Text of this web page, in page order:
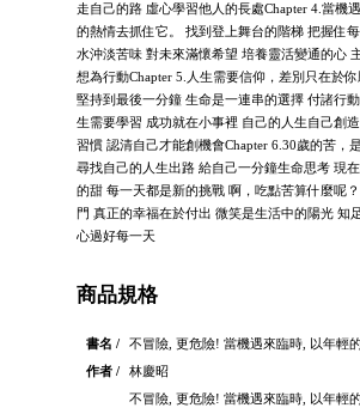
走自己的路 虛心學習他人的長處Chapter 4.當機
的熱情去抓住它。 找到登上舞台的階梯 把握住
水沖淡苦味 對未來滿懷希望 培養靈活變通的心
想為行動Chapter 5.人生需要信仰，差別只在於你
堅持到最後一分鐘 生命是一連串的選擇 付諸行
生需要學習 成功就在小事裡 自己的人生自己創
習慣 認清自己才能創機會Chapter 6.30歲的苦，
尋找自己的人生出路 給自己一分鐘生命思考 現
的甜 每一天都是新的挑戰 啊，吃點苦算什麼呢
門 真正的幸福在於付出 微笑是生活中的陽光 知
心過好每一天
商品規格
書名 /
不冒險, 更危險! 當機遇來臨時, 以年輕
作者 /
林慶昭
不冒險, 更危險! 當機遇來臨時, 以年輕